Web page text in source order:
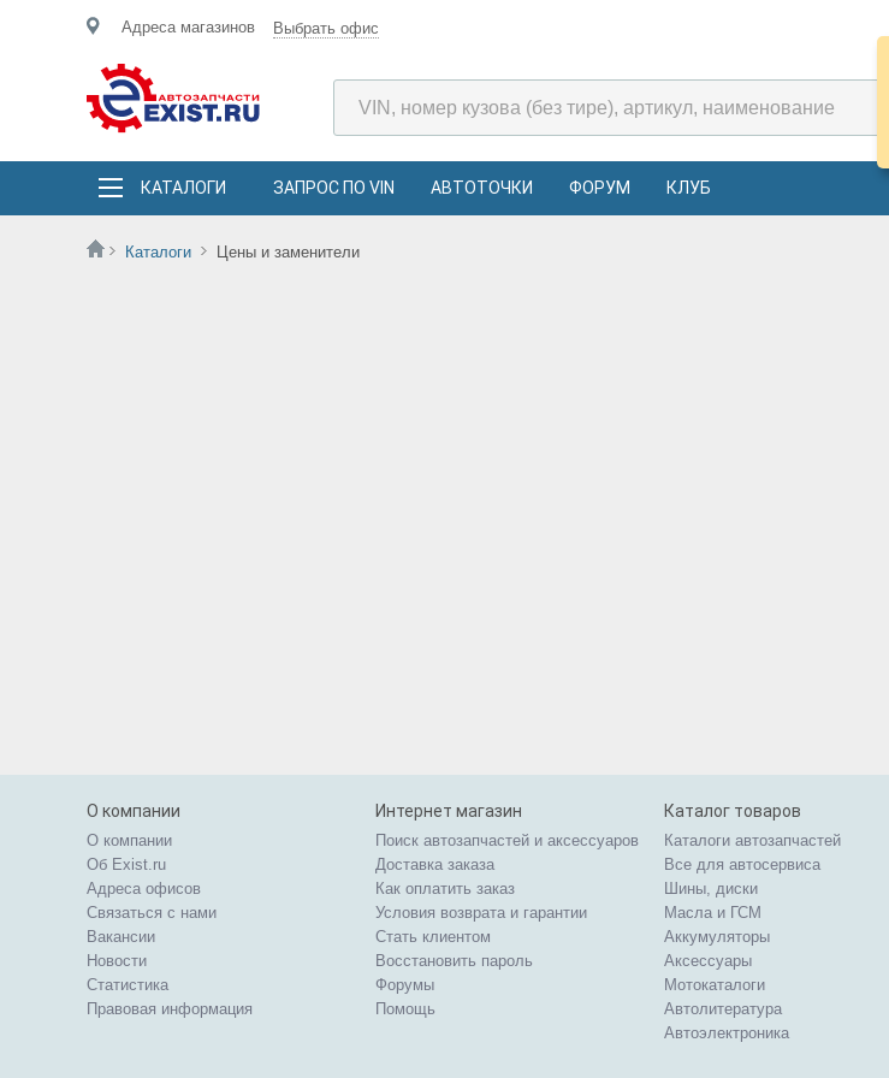
Адреса магазинов Выбрать офис
КАТАЛОГИ ЗАПРОС ПО VIN АВТОТОЧКИ ФОРУМ КЛУБ
Каталоги Цены и заменители
О компании
О компании
Об Exist.ru
Адреса офисов
Связаться с нами
Вакансии
Новости
Статистика
Правовая информация
Интернет магазин
Поиск автозапчастей и аксессуаров
Доставка заказа
Как оплатить заказ
Условия возврата и гарантии
Стать клиентом
Восстановить пароль
Форумы
Помощь
Каталог товаров
Каталоги автозапчастей
Все для автосервиса
Шины, диски
Масла и ГСМ
Аккумуляторы
Аксессуары
Мотокаталоги
Автолитература
Автоэлектроника